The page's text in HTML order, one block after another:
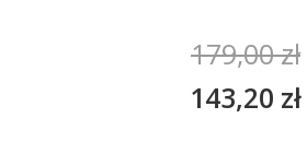
179,00zł
143,20 zł